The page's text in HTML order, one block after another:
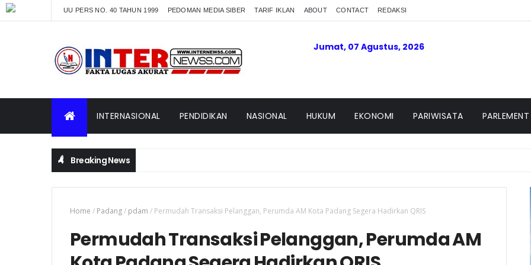
UU PERS NO. 40 TAHUN 1999 PEDOMAN MEDIA SIBER TARIF IKLAN ABOUT CONTACT REDAKSI
Jumat, 07 Agustus, 2026
INTERNASIONAL PENDIDIKAN NASIONAL HUKUM EKONOMI PARIWISATA PARLEMENT
Breaking News
Home / Padang/ pdam / Permudah Transaksi Pelanggan, Perumda AM Kota Padang Segera Hadirkan QRIS
Permudah Transaksi Pelanggan, Perumda AM